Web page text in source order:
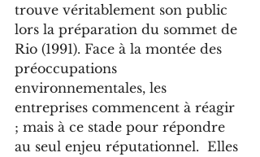
trouve véritablement son public
lors la préparation du sommet de
Rio (1991). Face à la montée des
préoccupations
environnementales, les
entreprises commencent à réagir
; mais à ce stade pour répondre
au seul enjeu réputationnel.  Elles